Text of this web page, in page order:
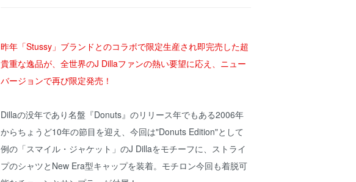
昨年「Stussy」ブランドとのコラボで限定生産され即完売した超
貴重な逸品が、全世界のJ Dillaファンの熱い要望に応え、ニュー
バージョンで再び限定発売！
Dillaの没年であり名盤『Donuts』のリリース年でもある2006年
からちょうど10年の節目を迎え、今回は"Donuts Edition"として
例の「スマイル・ジャケット」のJ Dillaをモチーフに、ストライ
プのシャツとNew Era型キャップを装着。モチロン今回も着脱可